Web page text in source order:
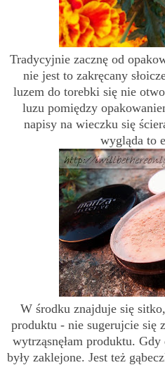
Tradycyjnie zacznę od
nie jest to zakręcany
luzem do torebki się nie
luzu pomiędzy
napisy na wieczku się
wygląda to
W środku znajduje się
produktu - nie sugerujcie się
wytrząsnęłam produktu.
były zaklejone. Jest też